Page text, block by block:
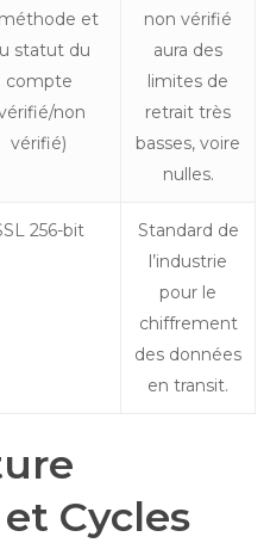
et
statut du
compte
non
vérifié)
non vérifié
aura des
limites de
retrait très
basses, voire
nulles.
256-bit
Standard de
l’industrie
pour le
chiffrement
des données
en transit.
Cycles